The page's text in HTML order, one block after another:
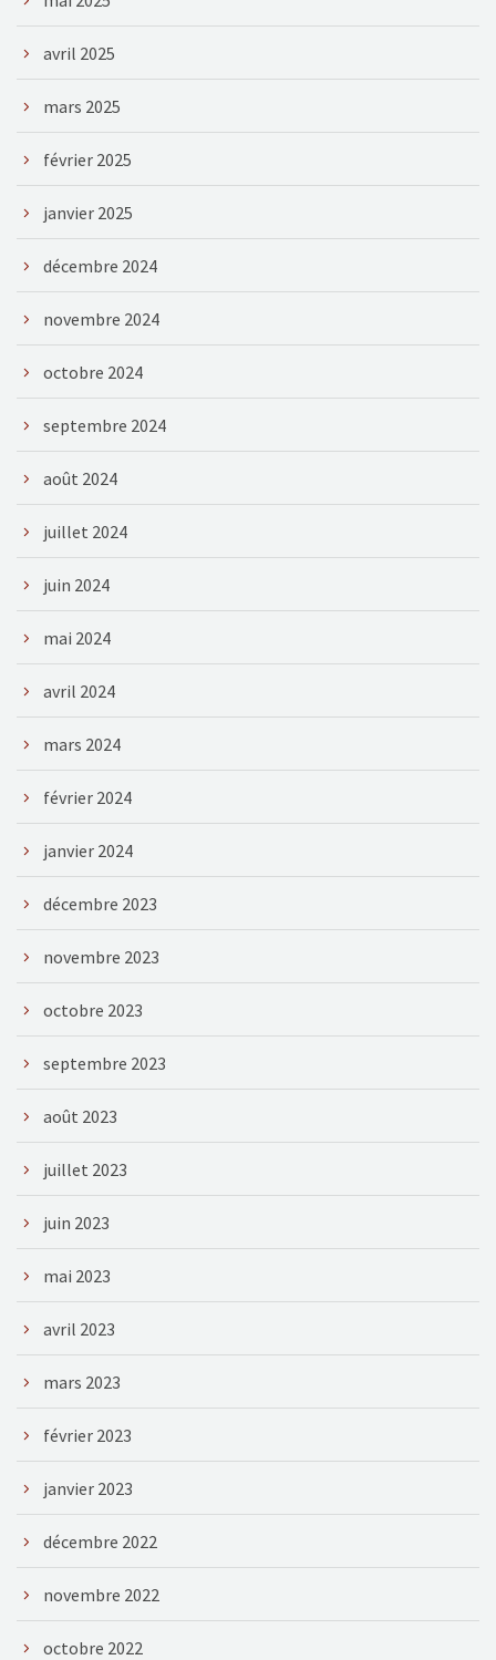
avril 2025
mars 2025
février 2025
janvier 2025
décembre 2024
novembre 2024
octobre 2024
septembre 2024
août 2024
juillet 2024
juin 2024
mai 2024
avril 2024
mars 2024
février 2024
janvier 2024
décembre 2023
novembre 2023
octobre 2023
septembre 2023
août 2023
juillet 2023
juin 2023
mai 2023
avril 2023
mars 2023
février 2023
janvier 2023
décembre 2022
novembre 2022
octobre 2022